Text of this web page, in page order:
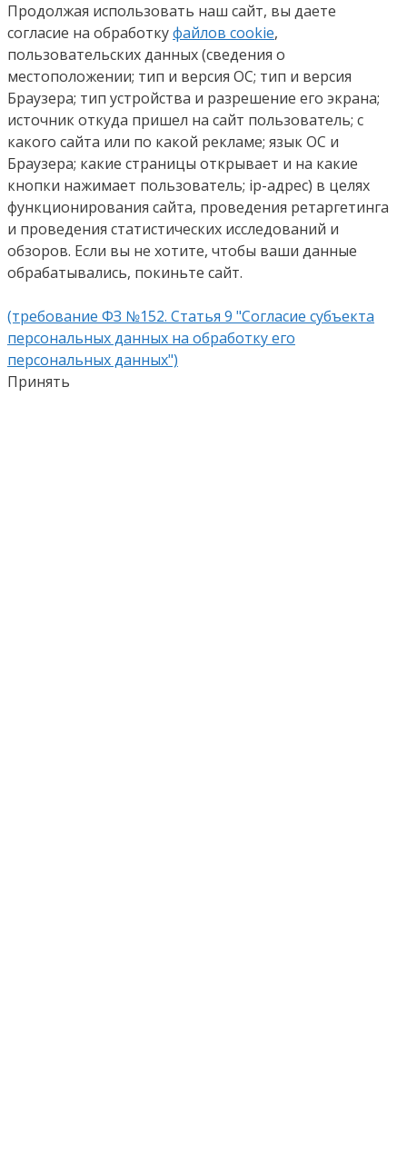
Продолжая использовать наш сайт, вы даете
согласие на обработкуфайлов cookie,
пользовательских данных (сведения о
местоположении; тип и версия ОС; тип и версия
Браузера; тип устройства и разрешение его экрана;
источник откуда пришел на сайт пользователь; с
какого сайта или по какой рекламе; язык ОС и
Браузера; какие страницы открывает и на какие
кнопки нажимает пользователь; ip-адрес) в целях
функционирования сайта, проведения ретаргетинга
и проведения статистических исследований и
обзоров. Если вы не хотите, чтобы ваши данные
обрабатывались, покиньте сайт.
(требование ФЗ №152. Статья 9 "Согласие субъекта
персональных данных на обработку его
персональных данных")
Принять